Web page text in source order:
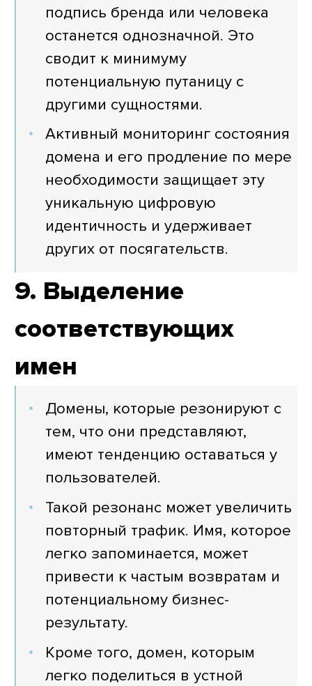
подпись бренда или человека
останется однозначной. Это
сводит к минимуму
потенциальную путаницу с
другими сущностями.
Активный мониторинг состояния
домена и его продление по мере
необходимости защищает эту
уникальную цифровую
идентичность и удерживает
других от посягательств.
9. Выделение
соответствующих
имен
Домены, которые резонируют с
тем, что они представляют,
имеют тенденцию оставаться у
пользователей.
Такой резонанс может увеличить
повторный трафик. Имя, которое
легко запоминается, может
привести к частым возвратам и
потенциальному бизнес-
результату.
Кроме того, домен, которым
легко поделиться в устной